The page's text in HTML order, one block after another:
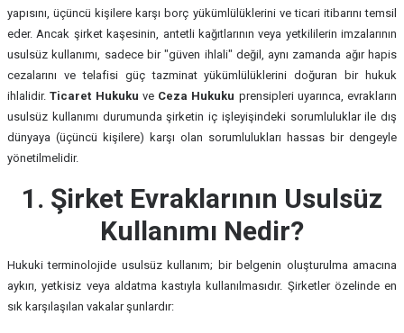
yapısını, üçüncü kişilere karşı borç yükümlülüklerini ve ticari itibarını temsil
eder. Ancak şirket kaşesinin, antetli kağıtlarının veya yetkililerin imzalarının
usulsüz kullanımı, sadece bir "güven ihlali" değil, aynı zamanda ağır hapis
cezalarını ve telafisi güç tazminat yükümlülüklerini doğuran bir hukuk
ihlalidir.Ticaret Hukuku ve Ceza Hukuku prensipleri uyarınca, evrakların
usulsüz kullanımı durumunda şirketin iç işleyişindeki sorumluluklar ile dış
dünyaya (üçüncü kişilere) karşı olan sorumlulukları hassas bir dengeyle
yönetilmelidir.
1. Şirket Evraklarının Usulsüz
Kullanımı Nedir?
Hukuki terminolojide usulsüz kullanım; bir belgenin oluşturulma amacına
aykırı, yetkisiz veya aldatma kastıyla kullanılmasıdır. Şirketler özelinde en
sık karşılaşılan vakalar şunlardır: